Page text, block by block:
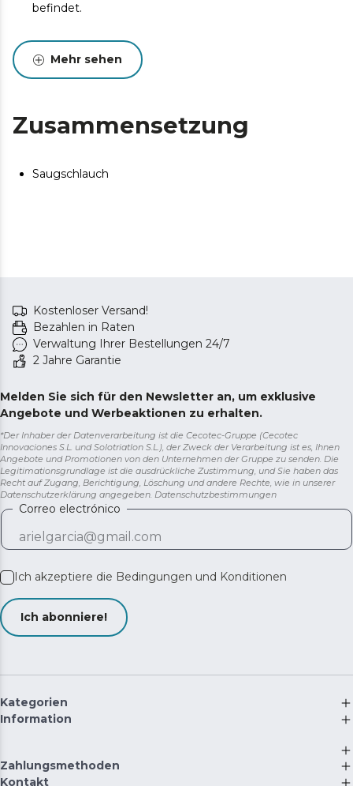
befindet.
Mehr sehen
Zusammensetzung
Saugschlauch
Kostenloser Versand!
Bezahlen in Raten
Verwaltung Ihrer Bestellungen 24/7
2 Jahre Garantie
Melden Sie sich für den Newsletter an, um exklusive
Angebote und Werbeaktionen zu erhalten.
*Der Inhaber der Datenverarbeitung ist die Cecotec-Gruppe (Cecotec
Innovaciones S.L. und Solotriatlon S.L.), der Zweck der Verarbeitung ist es, Ihnen
Angebote und Promotionen von den Unternehmen der Gruppe zu senden. Die
Legitimationsgrundlage ist die ausdrückliche Zustimmung, und Sie haben das
Recht auf Zugang, Berichtigung, Löschung und andere Rechte, wie in unserer
Datenschutzerklärung angegeben. Datenschutzbestimmungen
Correo electrónico
Ich akzeptiere die Bedingungen und Konditionen
Ich abonniere!
Kategorien
Information
Zahlungsmethoden
Kontakt